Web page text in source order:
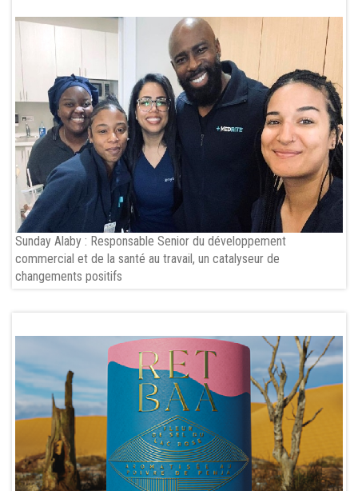
Sunday Alaby : Responsable Senior du développement
commercial et de la santé au travail, un catalyseur de
changements positifs